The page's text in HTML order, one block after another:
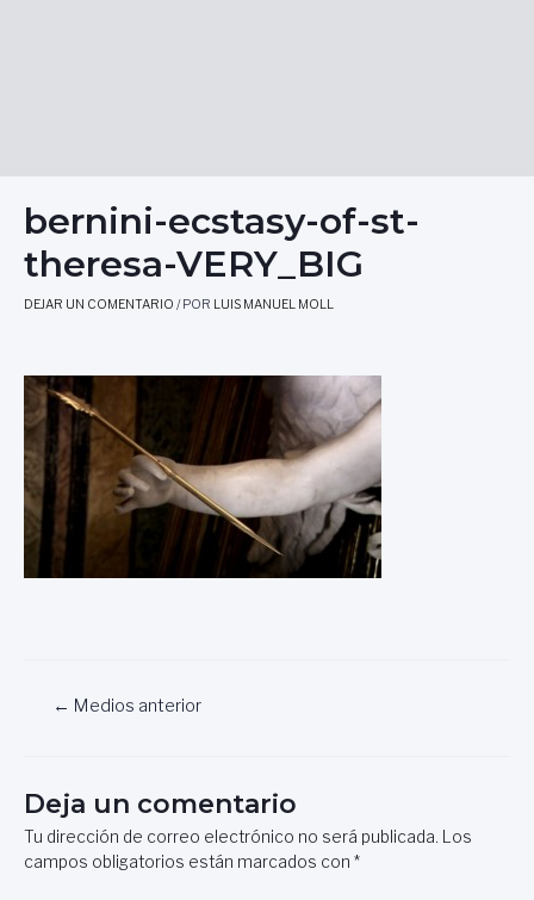
bernini-ecstasy-of-st-
theresa-VERY_BIG
DEJAR UN COMENTARIO / POR LUIS MANUEL MOLL
Navegación
← Medios anterior
Deja un comentario
Tu dirección de correo electrónico no será publicada. Los
campos obligatorios están marcados con *